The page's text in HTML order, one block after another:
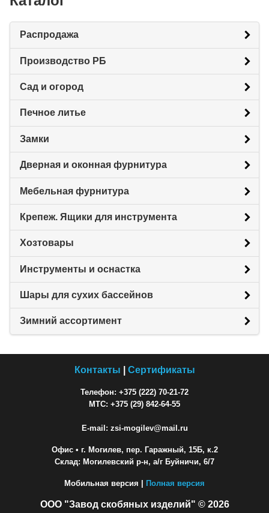
Распродажа
Производство РБ
Сад и огород
Печное литье
Замки
Дверная и оконная фурнитура
Мебельная фурнитура
Крепеж. Ящики для инструмента
Хозтовары
Инструменты и оснастка
Шары для сухих бассейнов
Зимний ассортимент
Контакты Сертификаты
Телефон: +375 (222) 70-21-72
МТС: +375 (29) 842-64-55
E-mail: zsi-mogilev@mail.ru
Офис• г. Могилев, пер. Гаражный, 15Б, к.2
Склад: Могилевский р-н, а/г Буйничи, 6/7
Мобильная версия | Полная версия
ООО "Завод скобяных изделий" © 2026